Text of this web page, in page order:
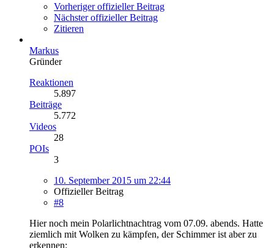
Vorheriger offizieller Beitrag
Nächster offizieller Beitrag
Zitieren
Markus
Gründer
Reaktionen
5.897
Beiträge
5.772
Videos
28
POIs
3
10. September 2015 um 22:44
Offizieller Beitrag
#8
Hier noch mein Polarlichtnachtrag vom 07.09. abends. Hatte
ziemlich mit Wolken zu kämpfen, der Schimmer ist aber zu
erkennen: